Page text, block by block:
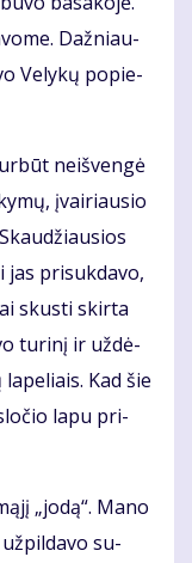
Daž­niau­
Ve­ly­kų po­pie­
ne­iš­ven­gė
įvai­riau­sio
jas pri­suk­da­vo,
skus­ti skir­ta
tu­ri­nį ir už­dė­
Kad šie
la­pu pri­
„jo­dą“. Ma­no
už­pil­da­vo su­